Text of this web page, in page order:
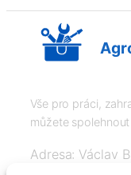
Vše pro práci,
můžete spolehnout
Adresa: Václav